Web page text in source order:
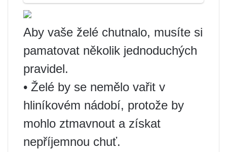
Aby vaše želé chutnalo, musíte si
pamatovat několik jednoduchých
pravidel.
• Želé by se nemělo vařit v
hliníkovém nádobí, protože by
mohlo ztmavnout a získat
nepříjemnou chuť.